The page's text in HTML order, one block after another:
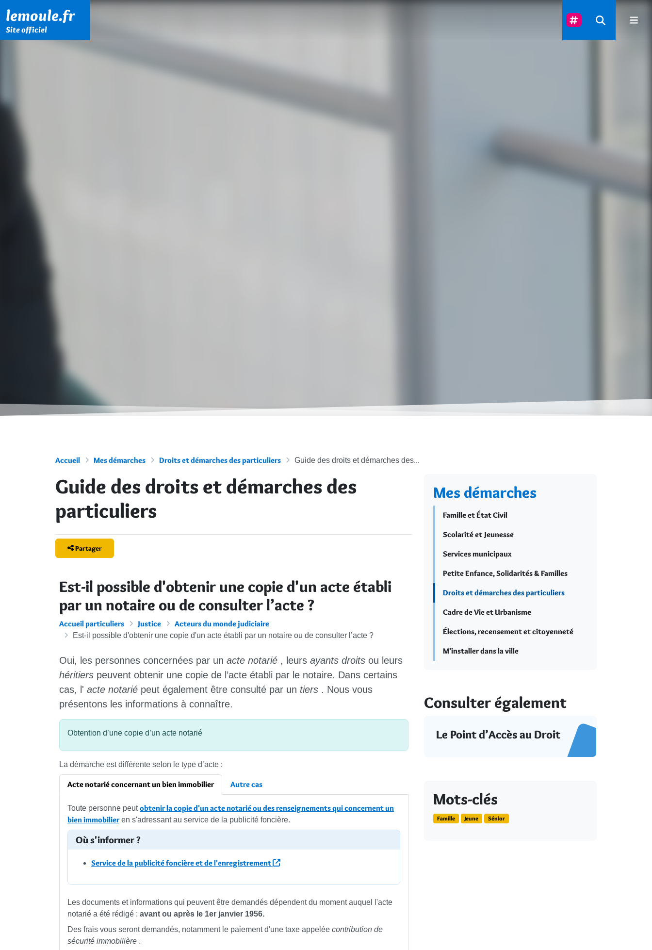
lemoule.fr
Site officiel
Suivez-Nous
Accueil Mes démarches Droits et démarches des particuliers Guide des droits et démarches des...
Guide des droits et démarches des
particuliers
Partager
Est-il possible d'obtenir une copie d'un acte établi
par un notaire ou de consulter l’acte ?
Accueil particuliers Justice Acteurs du monde judiciaire
Est-il possible d'obtenir une copie d'un acte établi par un notaire ou de consulter l’acte ?
Oui, les personnes concernées par un acte notarié , leurs ayants droits ou leurs
héritiers peuvent obtenir une copie de l’acte établi par le notaire. Dans certains
cas, l' acte notarié peut également être consulté par un tiers . Nous vous
présentons les informations à connaître.
Obtention d’une copie d’un acte notarié
La démarche est différente selon le type d’acte :
Acte notarié concernant un bien immobilier Autre cas
Toute personne peut obtenir la copie d'un acte notarié ou des renseignements qui concernent un
bien immobilier en s'adressant au service de la publicité foncière.
Où s'informer ?
Service de la publicité foncière et de l'enregistrement
Les documents et informations qui peuvent être demandés dépendent du moment auquel l'acte
notarié a été rédigé : avant ou après le 1er janvier 1956.
Des frais vous seront demandés, notamment le paiement d'une taxe appelée contribution de
sécurité immobilière .
Mes démarches
Famille et État Civil
Scolarité et Jeunesse
Services municipaux
Petite Enfance, Solidarités & Familles
Droits et démarches des particuliers
Cadre de Vie et Urbanisme
Élections, recensement et citoyenneté
M’installer dans la ville
Consulter également
Le Point d’Accès au Droit
Mots-clés
Famille Jeune Sénior